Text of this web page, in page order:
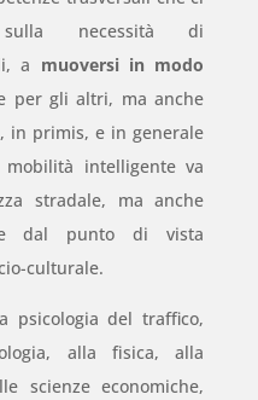
sulla necessità di
a muoversi in modo
per gli altri, ma anche
in primis, e in generale
intelligente va
stradale, ma anche
dal punto di vista
culturale.
psicologia del traffico,
alla fisica, alla
scienze economiche,